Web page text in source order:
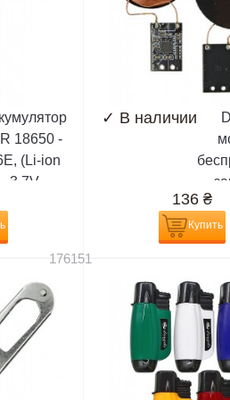
18650 -
(Li-ion
3.7V
✓ В наличии
136 ₴
Купить
176151